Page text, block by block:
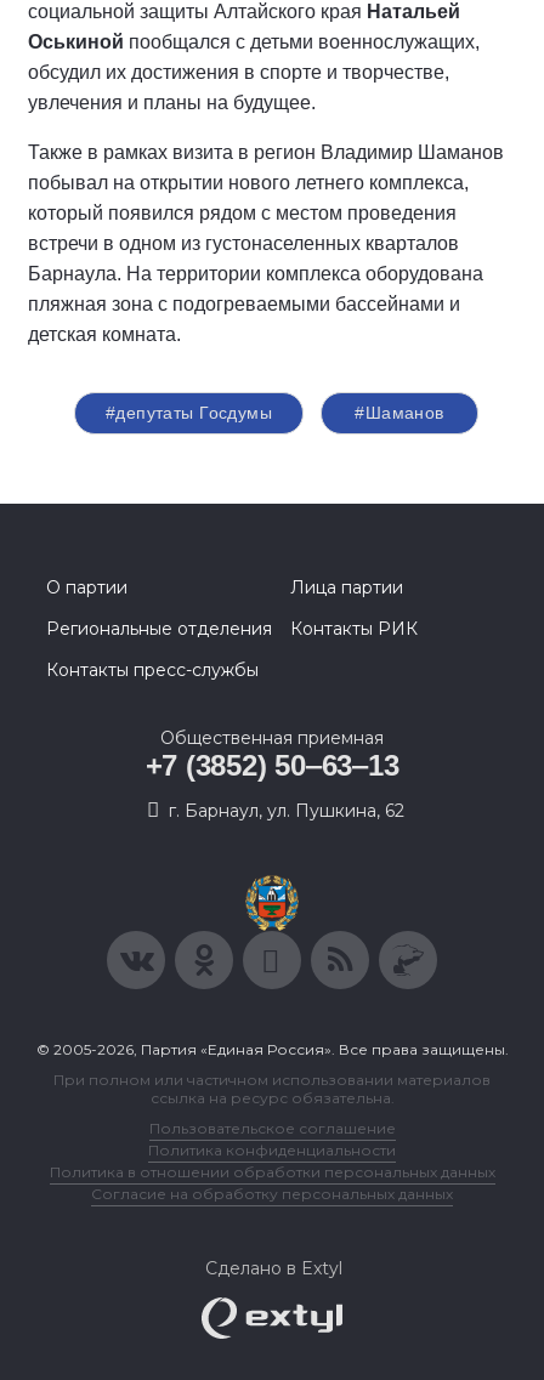
социальной защиты Алтайского края Натальей
Оськиной пообщался с детьми военнослужащих,
обсудил их достижения в спорте и творчестве,
увлечения и планы на будущее.
Также в рамках визита в регион Владимир Шаманов
побывал на открытии нового летнего комплекса,
который появился рядом с местом проведения
встречи в одном из густонаселенных кварталов
Барнаула. На территории комплекса оборудована
пляжная зона с подогреваемыми бассейнами и
детская комната.
#депутаты Госдумы #Шаманов
О партии
Лица партии
Региональные отделения
Контакты РИК
Контакты пресс-службы
Общественная приемная
+7 (3852) 50‒63‒13
г. Барнаул, ул. Пушкина, 62
© 2005-2026, Партия «Единая Россия». Все права защищены.
При полном или частичном использовании материалов
ссылка на ресурс обязательна.
Пользовательское соглашение
Политика конфиденциальности
Политика в отношении обработки персональных данных
Согласие на обработку персональных данных
Сделано в Extyl